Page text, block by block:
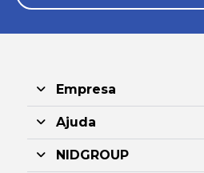
Empresa
Ajuda
NIDGROUP